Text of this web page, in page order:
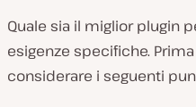
Quale sia il miglior plugin
esigenze specifiche.
considerare i seguenti